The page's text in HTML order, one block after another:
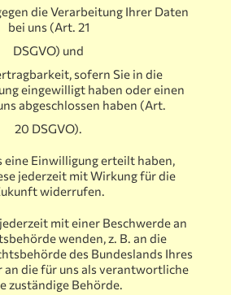
die Verarbeitung Ihrer Daten
bei uns (Art. 21
DSGVO) und
sofern Sie in die
eingewilligt haben oder einen
abgeschlossen haben (Art.
20 DSGVO).
eine Einwilligung erteilt haben,
jederzeit mit Wirkung für die
widerrufen.
mit einer Beschwerde an
wenden, z. B. an die
des Bundeslands Ihres
an die für uns als verantwortliche
zuständige Behörde.